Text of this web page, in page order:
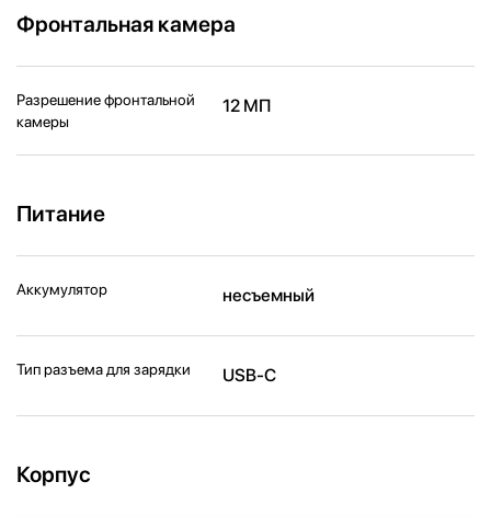
Фронтальная камера
Разрешение фронтальной
камеры
12 МП
Питание
Аккумулятор несъемный
Тип разъема для зарядки USB-C
Корпус